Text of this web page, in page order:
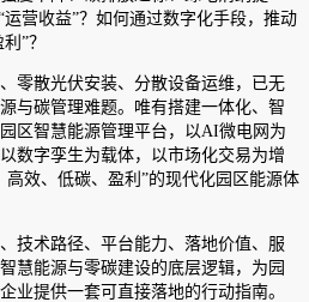
营收益”？如何通过数字化手段，推动
”？
零散光伏安装、分散设备运维，已无
与碳管理难题。唯有搭建一体化、智
区智慧能源管理平台，以AI微电网为
数字孪生为载体，以市场化交易为增
效、低碳、盈利”的现代化园区能源体
技术路径、平台能力、落地价值、服
慧能源与零碳建设的底层逻辑，为园
业提供一套可直接落地的行动指南。